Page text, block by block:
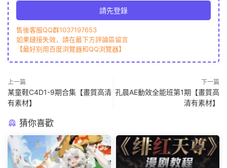
請先登錄
售後客服QQ群1037197653
如果鏈接失效，請在最下方評論區留言
【最好别用百度浏覽器和QQ浏覽器】
上一篇
某童鞋C4D1-9期合集【畫質高清
有素材】
下一篇
孔晨AE動效全能班第1期【畫質高
清有素材】
猜你喜歡